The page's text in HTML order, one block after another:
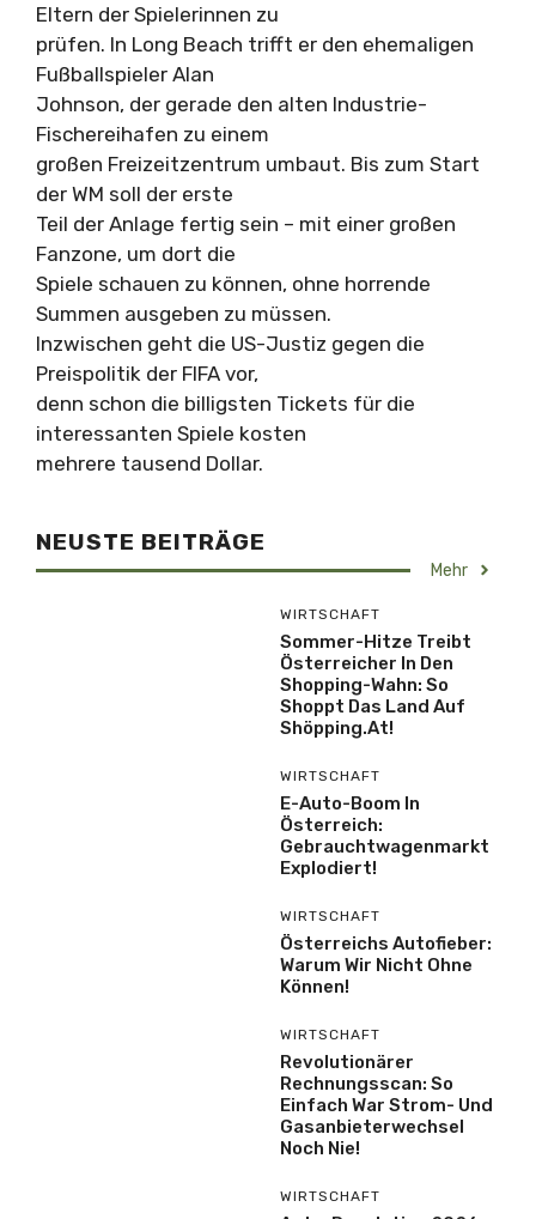
Eltern der Spielerinnen zu
prüfen. In Long Beach trifft er den ehemaligen
Fußballspieler Alan
Johnson, der gerade den alten Industrie-
Fischereihafen zu einem
großen Freizeitzentrum umbaut. Bis zum Start
der WM soll der erste
Teil der Anlage fertig sein – mit einer großen
Fanzone, um dort die
Spiele schauen zu können, ohne horrende
Summen ausgeben zu müssen.
Inzwischen geht die US-Justiz gegen die
Preispolitik der FIFA vor,
denn schon die billigsten Tickets für die
interessanten Spiele kosten
mehrere tausend Dollar.
NEUSTE BEITRÄGE
Mehr
WIRTSCHAFT
Sommer-Hitze Treibt
Österreicher In Den
Shopping-Wahn: So
Shoppt Das Land Auf
Shöpping.at!
WIRTSCHAFT
E-Auto-Boom In
Österreich:
Gebrauchtwagenmarkt
Explodiert!
WIRTSCHAFT
Österreichs Autofieber:
Warum Wir Nicht Ohne
Können!
WIRTSCHAFT
Revolutionärer
Rechnungsscan: So
Einfach War Strom- Und
Gasanbieterwechsel
Noch Nie!
WIRTSCHAFT